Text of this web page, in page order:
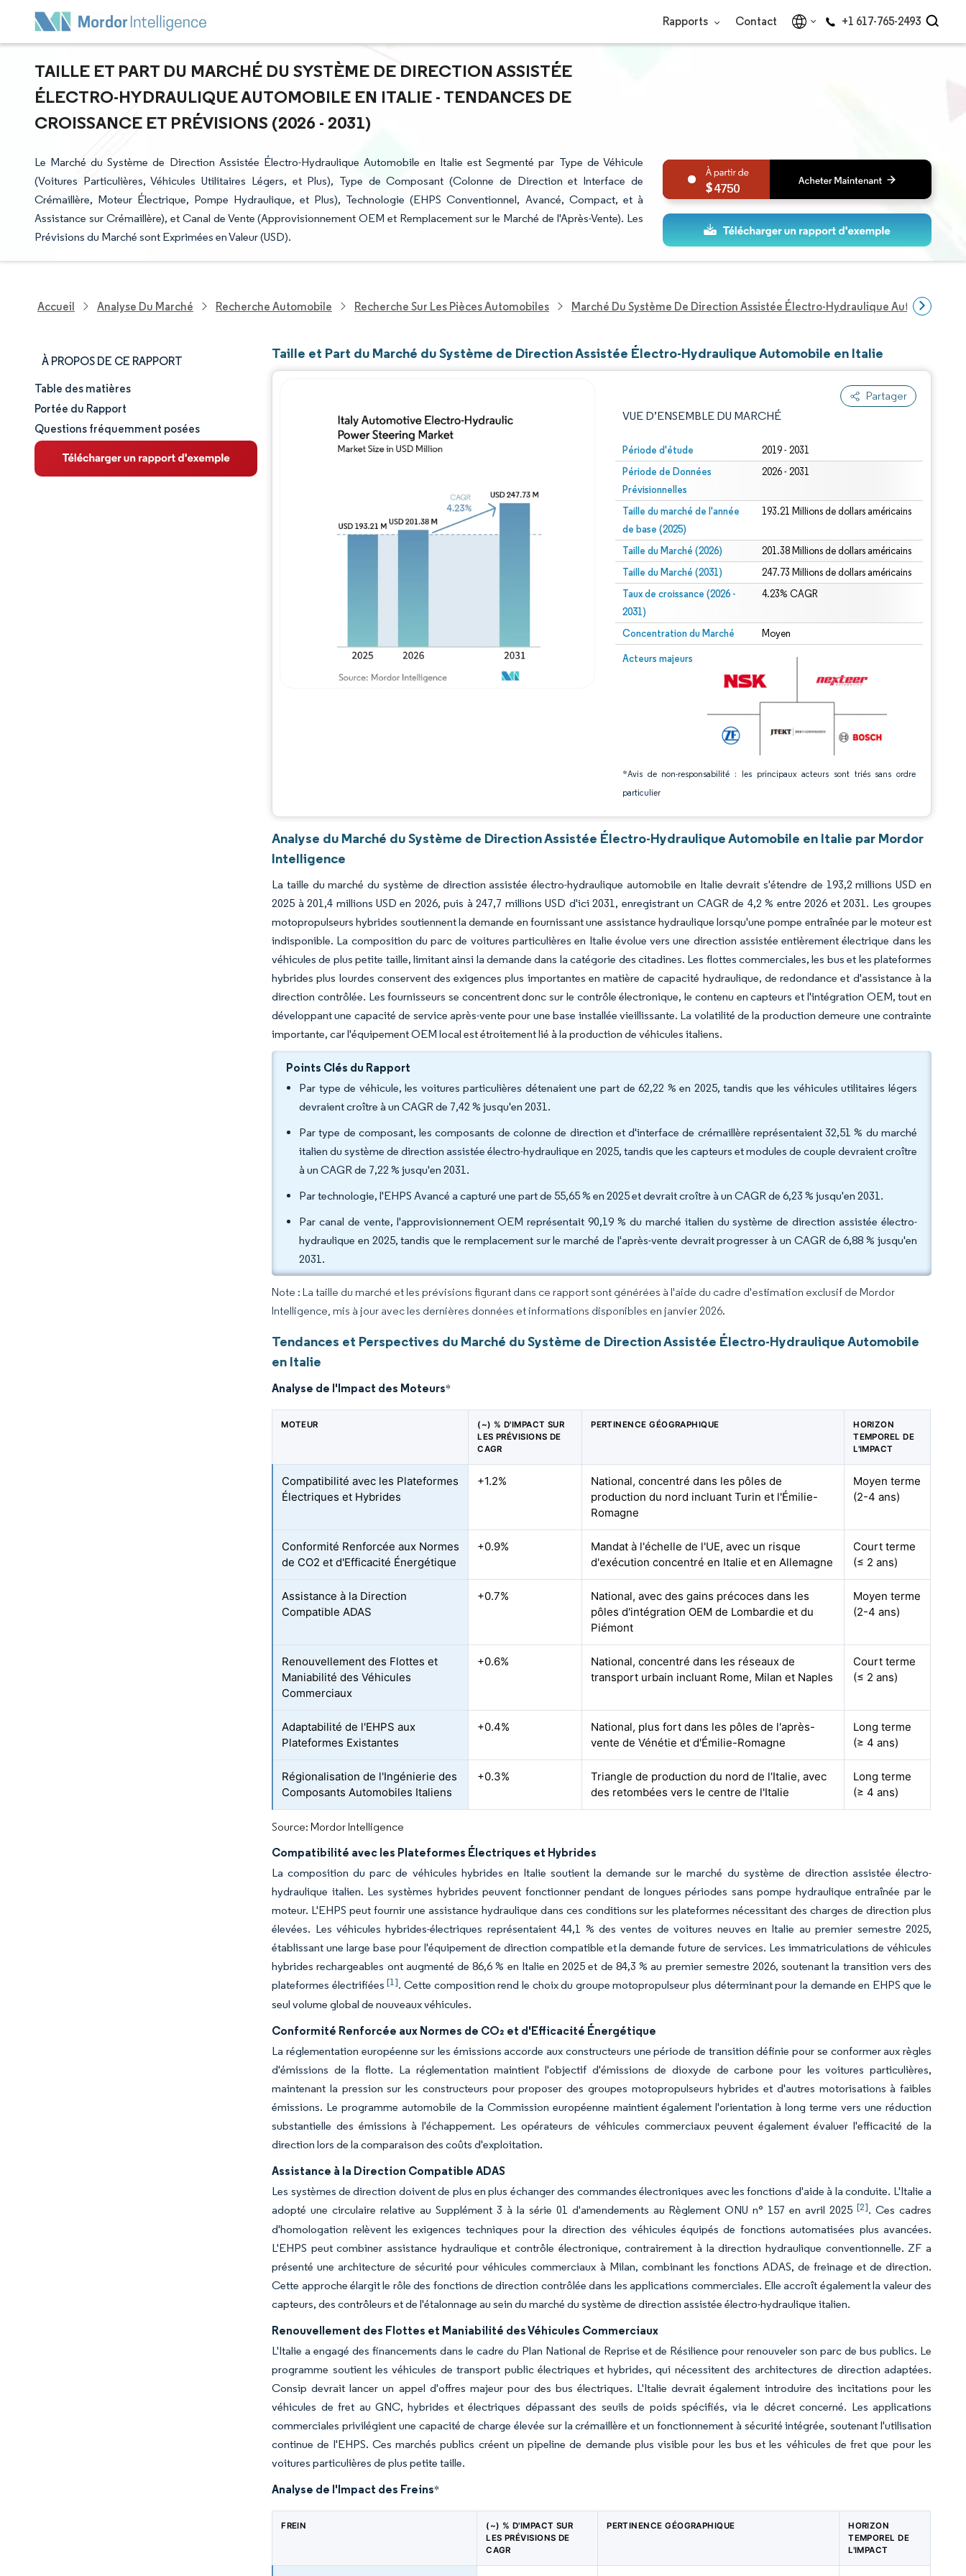
Rapports Contact +1 617-765-2493
TAILLE ET PART DU MARCHÉ DU SYSTÈME DE DIRECTION ASSISTÉE
ÉLECTRO-HYDRAULIQUE AUTOMOBILE EN ITALIE - TENDANCES DE
CROISSANCE ET PRÉVISIONS (2026 - 2031)
Le Marché du Système de Direction Assistée Électro-Hydraulique Automobile en Italie est Segmenté par Type de Véhicule
(Voitures Particulières, Véhicules Utilitaires Légers, et Plus), Type de Composant (Colonne de Direction et Interface de
Crémaillère, Moteur Électrique, Pompe Hydraulique, et Plus), Technologie (EHPS Conventionnel, Avancé, Compact, et à
Assistance sur Crémaillère), et Canal de Vente (Approvisionnement OEM et Remplacement sur le Marché de l'Après-Vente). Les
Prévisions du Marché sont Exprimées en Valeur (USD).
4750
Accueil Analyse Du Marché Recherche Automobile Recherche Sur Les Pièces Automobiles Marché Du Système De Direction Assistée Électro-Hydraulique Automobile
À PROPOS DE CE RAPPORT
Taille et part de marché
Analyse du marché
Tendances et perspectives
Table des matières
Portée du Rapport
Questions fréquemment posées
Taille et Part du Marché du Système de Direction Assistée Électro-Hydraulique Automobile en Italie
Partager
VUE D’ENSEMBLE DU MARCHÉ
Période d'étude 2019 - 2031
Période de Données
Prévisionnelles
2026 - 2031
Taille du marché de l'année
de base (2025)
193.21 Millions de dollars américains
Taille du Marché (2026) 201.38 Millions de dollars américains
Taille du Marché (2031) 247.73 Millions de dollars américains
Taux de croissance (2026 -
2031)
4.23% CAGR
Concentration du Marché Moyen
Acteurs majeurs
*Avis de non-responsabilité : les principaux acteurs sont triés sans ordre
particulier
Image © Mordor Intelligence. La réutilisation nécessite une attribution sous CC BY 4.0.
Image © Mordor Intelligence. La réutilisation nécessite une attribution sous CC BY 4.0.
Analyse du Marché du Système de Direction Assistée Électro-Hydraulique Automobile en Italie par Mordor
Intelligence
La taille du marché du système de direction assistée électro-hydraulique automobile en Italie devrait s'étendre de 193,2 millions USD en
2025 à 201,4 millions USD en 2026, puis à 247,7 millions USD d'ici 2031, enregistrant un CAGR de 4,2 % entre 2026 et 2031. Les groupes
motopropulseurs hybrides soutiennent la demande en fournissant une assistance hydraulique lorsqu'une pompe entraînée par le moteur est
indisponible. La composition du parc de voitures particulières en Italie évolue vers une direction assistée entièrement électrique dans les
véhicules de plus petite taille, limitant ainsi la demande dans la catégorie des citadines. Les flottes commerciales, les bus et les plateformes
hybrides plus lourdes conservent des exigences plus importantes en matière de capacité hydraulique, de redondance et d'assistance à la
direction contrôlée. Les fournisseurs se concentrent donc sur le contrôle électronique, le contenu en capteurs et l'intégration OEM, tout en
développant une capacité de service après-vente pour une base installée vieillissante. La volatilité de la production demeure une contrainte
importante, car l'équipement OEM local est étroitement lié à la production de véhicules italiens.
Points Clés du Rapport
Par type de véhicule, les voitures particulières détenaient une part de 62,22 % en 2025, tandis que les véhicules utilitaires légers
devraient croître à un CAGR de 7,42 % jusqu'en 2031.
Par type de composant, les composants de colonne de direction et d'interface de crémaillère représentaient 32,51 % du marché
italien du système de direction assistée électro-hydraulique en 2025, tandis que les capteurs et modules de couple devraient croître
à un CAGR de 7,22 % jusqu'en 2031.
Par technologie, l'EHPS Avancé a capturé une part de 55,65 % en 2025 et devrait croître à un CAGR de 6,23 % jusqu'en 2031.
Par canal de vente, l'approvisionnement OEM représentait 90,19 % du marché italien du système de direction assistée électro-
hydraulique en 2025, tandis que le remplacement sur le marché de l'après-vente devrait progresser à un CAGR de 6,88 % jusqu'en
2031.
Note : La taille du marché et les prévisions figurant dans ce rapport sont générées à l'aide du cadre d'estimation exclusif de Mordor
Intelligence, mis à jour avec les dernières données et informations disponibles en janvier 2026.
Tendances et Perspectives du Marché du Système de Direction Assistée Électro-Hydraulique Automobile
en Italie
Analyse de l'Impact des Moteurs*
MOTEUR
(~) % D'IMPACT SUR
LES PRÉVISIONS DE
CAGR
PERTINENCE GÉOGRAPHIQUE
HORIZON
TEMPOREL DE
L'IMPACT
Compatibilité avec les Plateformes
Électriques et Hybrides
+1.2%
National, concentré dans les pôles de
production du nord incluant Turin et l'Émilie-
Romagne
Moyen terme
(2-4 ans)
Conformité Renforcée aux Normes
de CO2 et d'Efficacité Énergétique
+0.9%
Mandat à l'échelle de l'UE, avec un risque
d'exécution concentré en Italie et en Allemagne
Court terme
(≤ 2 ans)
Assistance à la Direction
Compatible ADAS
+0.7%
National, avec des gains précoces dans les
pôles d'intégration OEM de Lombardie et du
Piémont
Moyen terme
(2-4 ans)
Renouvellement des Flottes et
Maniabilité des Véhicules
Commerciaux
+0.6%
National, concentré dans les réseaux de
transport urbain incluant Rome, Milan et Naples
Court terme
(≤ 2 ans)
Adaptabilité de l'EHPS aux
Plateformes Existantes
+0.4%
National, plus fort dans les pôles de l'après-
vente de Vénétie et d'Émilie-Romagne
Long terme
(≥ 4 ans)
Régionalisation de l'Ingénierie des
Composants Automobiles Italiens
+0.3%
Triangle de production du nord de l'Italie, avec
des retombées vers le centre de l'Italie
Long terme
(≥ 4 ans)
Source: Mordor Intelligence
Compatibilité avec les Plateformes Électriques et Hybrides
La composition du parc de véhicules hybrides en Italie soutient la demande sur le marché du système de direction assistée électro-
hydraulique italien. Les systèmes hybrides peuvent fonctionner pendant de longues périodes sans pompe hydraulique entraînée par le
moteur. L'EHPS peut fournir une assistance hydraulique dans ces conditions sur les plateformes nécessitant des charges de direction plus
élevées. Les véhicules hybrides-électriques représentaient 44,1 % des ventes de voitures neuves en Italie au premier semestre 2025,
établissant une large base pour l'équipement de direction compatible et la demande future de services. Les immatriculations de véhicules
hybrides rechargeables ont augmenté de 86,6 % en Italie en 2025 et de 84,3 % au premier semestre 2026, soutenant la transition vers des
plateformes électrifiées[1]. Cette composition rend le choix du groupe motopropulseur plus déterminant pour la demande en EHPS que le
seul volume global de nouveaux véhicules.
Conformité Renforcée aux Normes de CO₂ et d'Efficacité Énergétique
La réglementation européenne sur les émissions accorde aux constructeurs une période de transition définie pour se conformer aux règles
d'émissions de la flotte. La réglementation maintient l'objectif d'émissions de dioxyde de carbone pour les voitures particulières,
maintenant la pression sur les constructeurs pour proposer des groupes motopropulseurs hybrides et d'autres motorisations à faibles
émissions. Le programme automobile de la Commission européenne maintient également l'orientation à long terme vers une réduction
substantielle des émissions à l'échappement. Les opérateurs de véhicules commerciaux peuvent également évaluer l'efficacité de la
direction lors de la comparaison des coûts d'exploitation.
Assistance à la Direction Compatible ADAS
Les systèmes de direction doivent de plus en plus échanger des commandes électroniques avec les fonctions d'aide à la conduite. L'Italie a
adopté une circulaire relative au Supplément 3 à la série 01 d'amendements au Règlement ONU n° 157 en avril 2025[2]. Ces cadres
d'homologation relèvent les exigences techniques pour la direction des véhicules équipés de fonctions automatisées plus avancées.
L'EHPS peut combiner assistance hydraulique et contrôle électronique, contrairement à la direction hydraulique conventionnelle. ZF a
présenté une architecture de sécurité pour véhicules commerciaux à Milan, combinant les fonctions ADAS, de freinage et de direction.
Cette approche élargit le rôle des fonctions de direction contrôlée dans les applications commerciales. Elle accroît également la valeur des
capteurs, des contrôleurs et de l'étalonnage au sein du marché du système de direction assistée électro-hydraulique italien.
Renouvellement des Flottes et Maniabilité des Véhicules Commerciaux
L'Italie a engagé des financements dans le cadre du Plan National de Reprise et de Résilience pour renouveler son parc de bus publics. Le
programme soutient les véhicules de transport public électriques et hybrides, qui nécessitent des architectures de direction adaptées.
Consip devrait lancer un appel d'offres majeur pour des bus électriques. L'Italie devrait également introduire des incitations pour les
véhicules de fret au GNC, hybrides et électriques dépassant des seuils de poids spécifiés, via le décret concerné. Les applications
commerciales privilégient une capacité de charge élevée sur la crémaillère et un fonctionnement à sécurité intégrée, soutenant l'utilisation
continue de l'EHPS. Ces marchés publics créent un pipeline de demande plus visible pour les bus et les véhicules de fret que pour les
voitures particulières de plus petite taille.
Analyse de l'Impact des Freins*
FREIN
(~) % D'IMPACT SUR
LES PRÉVISIONS DE
CAGR
PERTINENCE GÉOGRAPHIQUE
HORIZON
TEMPOREL DE
L'IMPACT